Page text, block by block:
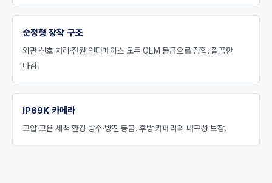
순정형 장착 구조
외관·신호 처리·전원 인터페이스 모두 OEM 동급으로 정합. 깔끔한
마감.
IP69K 카메라
고압·고온 세척 환경 방수·방진 등급. 후방 카메라의 내구성 보장.